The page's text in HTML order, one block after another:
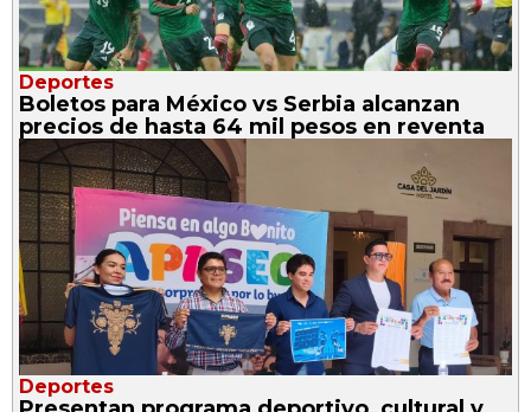
Deportes
Boletos para México vs Serbia alcanzan
precios de hasta 64 mil pesos en reventa
Deportes